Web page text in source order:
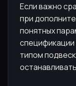
Если важно
при
понятных
спецификации
типом